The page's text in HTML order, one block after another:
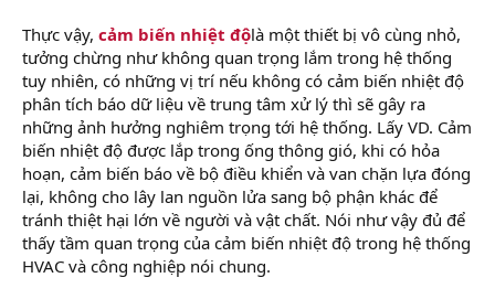
Thực vậy, cảm biến nhiệt độlà một thiết bị vô cùng nhỏ,
tưởng chừng như không quan trọng lắm trong hệ thống
tuy nhiên, có những vị trí nếu không có cảm biến nhiệt độ
phân tích báo dữ liệu về trung tâm xử lý thì sẽ gây ra
những ảnh hưởng nghiêm trọng tới hệ thống. Lấy VD. Cảm
biến nhiệt độ được lắp trong ống thông gió, khi có hỏa
hoạn, cảm biến báo về bộ điều khiển và van chặn lựa đóng
lại, không cho lây lan nguồn lửa sang bộ phận khác để
tránh thiệt hại lớn về người và vật chất. Nói như vậy đủ để
thấy tầm quan trọng của cảm biến nhiệt độ trong hệ thống
HVAC và công nghiệp nói chung.